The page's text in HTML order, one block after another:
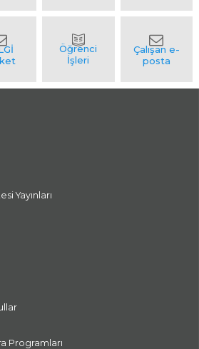
Yayınları
Programları